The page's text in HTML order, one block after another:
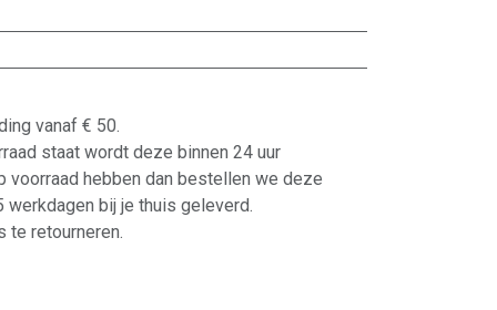
vanaf € 50.
staat wordt deze binnen 24 uur
voorraad hebben dan bestellen we deze
werkdagen bij je thuis geleverd.
te retourneren.